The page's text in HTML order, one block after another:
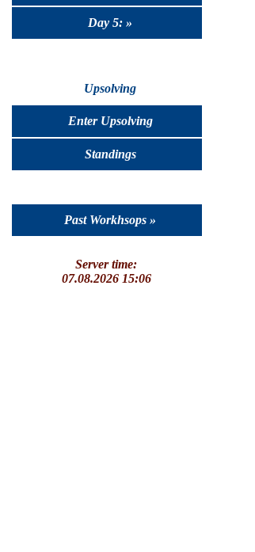
Day 5: »
Upsolving
Enter Upsolving
Standings
Past Workhsops »
Server time:
07.08.2026 15:06